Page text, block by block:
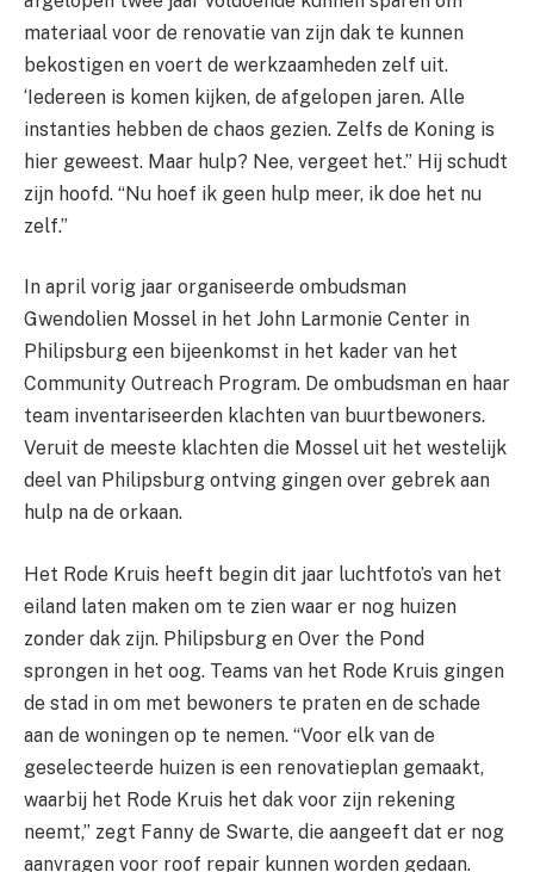
materiaal voor de renovatie van zijn dak te kunnen
bekostigen en voert de werkzaamheden zelf uit.
‘Iedereen is komen kijken, de afgelopen jaren. Alle
instanties hebben de chaos gezien. Zelfs de Koning is
hier geweest. Maar hulp? Nee, vergeet het.” Hij schudt
zijn hoofd. “Nu hoef ik geen hulp meer, ik doe het nu
zelf.”
In april vorig jaar organiseerde ombudsman
Gwendolien Mossel in het John Larmonie Center in
Philipsburg een bijeenkomst in het kader van het
Community Outreach Program. De ombudsman en haar
team inventariseerden klachten van buurtbewoners.
Veruit de meeste klachten die Mossel uit het westelijk
deel van Philipsburg ontving gingen over gebrek aan
hulp na de orkaan.
Het Rode Kruis heeft begin dit jaar luchtfoto’s van het
eiland laten maken om te zien waar er nog huizen
zonder dak zijn. Philipsburg en Over the Pond
sprongen in het oog. Teams van het Rode Kruis gingen
de stad in om met bewoners te praten en de schade
aan de woningen op te nemen. “Voor elk van de
geselecteerde huizen is een renovatieplan gemaakt,
waarbij het Rode Kruis het dak voor zijn rekening
neemt,” zegt Fanny de Swarte, die aangeeft dat er nog
aanvragen voor roof repair kunnen worden gedaan.